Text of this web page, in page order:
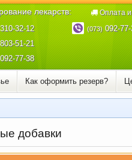
лекарств:
32-12
51-21
77-38
(073)092-77-
Оплата и
Как оформить резерв?
добавки